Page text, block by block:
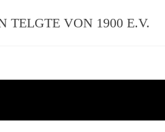
TELGTE VON 1900 E.V.